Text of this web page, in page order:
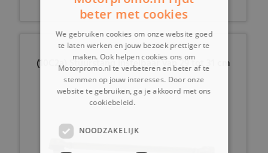
(10C2a) Stuurstang instelbaar van 29 tot 31 cm
beter met cookies
We gebruiken cookies om onze website goed
te laten werken en jouw bezoek prettiger te
maken. Ook helpen cookies ons om
Motorpromo.nl te verbeteren en beter af te
stemmen op jouw interesses. Door onze
website te gebruiken, ga je akkoord met ons
cookiebeleid.
NOODZAKELIJK